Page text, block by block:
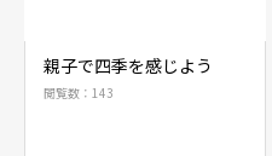
親子で四季を感じよう
閲覧数：143